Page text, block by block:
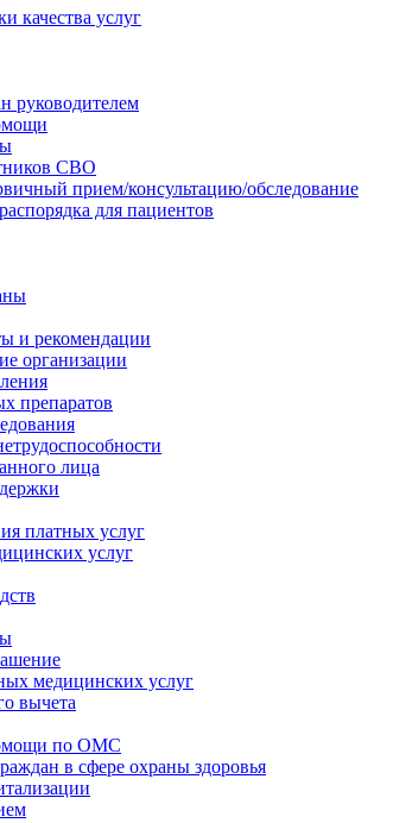
качества услуг
руководителем
СВО
прием/консультацию/обследование
для пациентов
и рекомендации
организации
препаратов
лица
платных услуг
услуг
медицинских услуг
вычета
по ОМС
в сфере охраны здоровья